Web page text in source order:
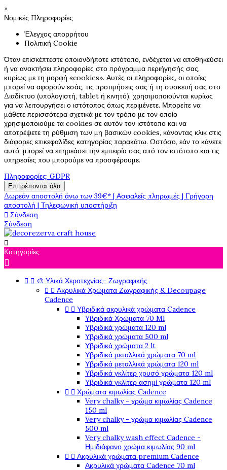
×
Νομικές Πληροφορίες
Έλεγχος απορρήτου
Πολιτική Cookie
Όταν επισκέπτεστε οποιονδήποτε ιστότοπο, ενδέχεται να αποθηκεύσει
ή να ανακτήσει πληροφορίες στο πρόγραμμα περιήγησής σας,
κυρίως με τη μορφή «cookies». Αυτές οι πληροφορίες, οι οποίες
μπορεί να αφορούν εσάς, τις προτιμήσεις σας ή τη συσκευή σας στο
Διαδίκτυο (υπολογιστή, tablet ή κινητό), χρησιμοποιούνται κυρίως
για να λειτουργήσει ο ιστότοπος όπως περιμένετε. Μπορείτε να
μάθετε περισσότερα σχετικά με τον τρόπο με τον οποίο
χρησιμοποιούμε τα cookies σε αυτόν τον ιστότοπο και να
αποτρέψετε τη ρύθμιση των μη βασικών cookies, κάνοντας κλικ στις
διάφορες επικεφαλίδες κατηγορίας παρακάτω. Ωστόσο, εάν το κάνετε
αυτό, μπορεί να επηρεάσει την εμπειρία σας από τον ιστότοπο και τις
υπηρεσίες που μπορούμε να προσφέρουμε.
Πληροφορίες: GDPR
Επιτρέπονται όλα
Δωρεάν αποστολή άνω των 39€* | Ασφαλείς πληρωμές | Γρήγορη
αποστολή | Τηλεφωνική υποστήριξη
 Σύνδεση
Σύνδεση

Κατηγορίες

  🎨 Υλικά Χεροτεχνίας- Ζωγραφικής
  Ακρυλικά Χρώματα Ζωγραφικής & Decoupage
Cadence
  Υβριδικά ακρυλικά χρώματα Cadence
Υβριδικά Χρώματα 70 Ml
Υβριδικά χρώματα 120 ml
Υβριδικά χρώματα 500 ml
Υβριδικά χρώματα 2 lt
Υβριδικά μεταλλικά χρώματα 70 ml
Υβριδικά μεταλλικά χρώματα 120 ml
Υβριδικά γκλίτερ χρυσό χρώματα 120 ml
Υβριδικά γκλίτερ ασημί χρώματα 120 ml
  Χρώματα κιμωλίας Cadence
Very chalky - χρώμα κιμωλίας Cadence
150 ml
Very chalky - χρώμα κιμωλίας Cadence
500 ml
Very chalky wash effect Cadence -
Ημιδιάφανο χρώμα κιμωλίας 90 ml
  Ακρυλικά χρώματα premium Cadence
Ακρυλικά χρώματα Cadence 70 ml